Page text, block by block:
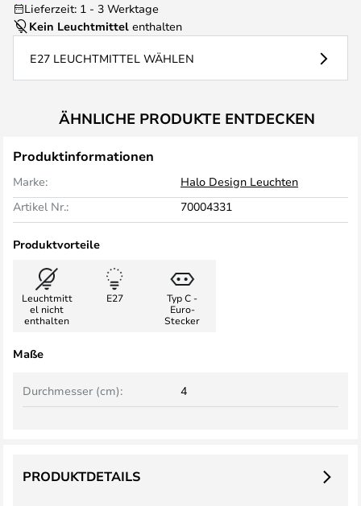
Lieferzeit: 1 - 3 Werktage
Kein Leuchtmittel enthalten
E27 LEUCHTMITTEL WÄHLEN
ÄHNLICHE PRODUKTE ENTDECKEN
Produktinformationen
Marke:
Halo Design Leuchten
Artikel Nr.:
70004331
Produktvorteile
Leuchtmitt
el nicht
enthalten
E27
Typ C -
Euro-
Stecker
Maße
Durchmesser (cm): 4
PRODUKTDETAILS